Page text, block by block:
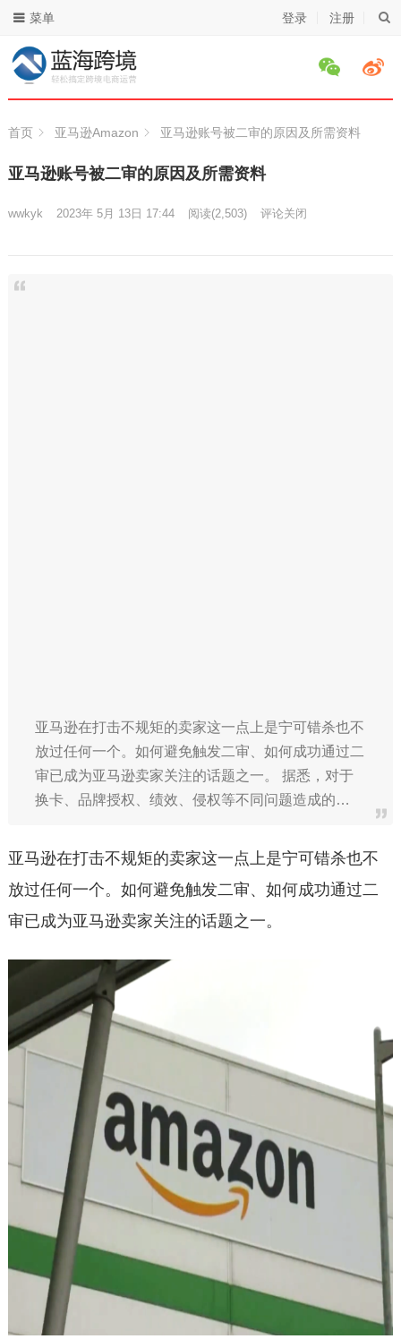
登录 注册
菜单
首页 亚马逊Amazon 亚马逊账号被二审的原因及所需资料
亚马逊账号被二审的原因及所需资料
wwkyk 2023年 5月 13日 17:44 阅读(2,503) 评论关闭
亚马逊在打击不规矩的卖家这一点上是宁可错杀也不
放过任何一个。如何避免触发二审、如何成功通过二
审已成为亚马逊卖家关注的话题之一。 据悉，对于
换卡、品牌授权、绩效、侵权等不同问题造成的…
亚马逊在打击不规矩的卖家这一点上是宁可错杀也不
放过任何一个。如何避免触发二审、如何成功通过二
审已成为亚马逊卖家关注的话题之一。